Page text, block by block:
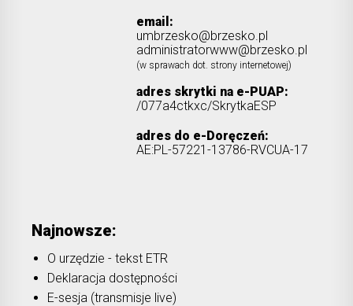
Najnowsze:
O urzędzie - tekst ETR
Deklaracja dostępności
E-sesja (transmisje live)
email:
umbrzesko@brzesko.pl
administratorwww@brzesko.pl
(w sprawach dot. strony internetowej)
adres skrytki na e-PUAP:
/077a4ctkxc/SkrytkaESP
adres do e-Doręczeń:
AE:PL-57221-13786-RVCUA-17